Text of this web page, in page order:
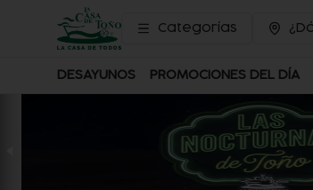
Categorías
DESAYUNOS PROMOCIONES DEL DÍA